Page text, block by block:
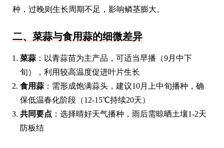
种，过晚则生长周期不足，影响鳞茎膨大。
二、菜蒜与食用蒜的细微差异
菜蒜 ：以青蒜苗为主产品，可适当早播（9月中下
旬），利用较高温度促进叶片生长
食用蒜 ：需形成饱满蒜头，建议10月上中旬播种，确
保低温春化阶段（12-15℃持续20天）
共同要点 ：选择晴好天气播种，雨后需晾晒土壤1-2天
防板结